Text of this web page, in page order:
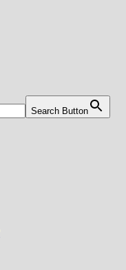
Search Button